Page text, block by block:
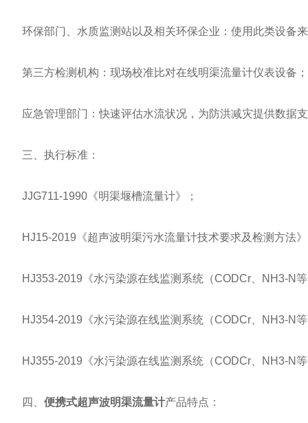
环保部门、水质监测站以及相关环保企业：使用此类设备
第三方检测机构：现场校准比对在线明渠流量计仪表设备；
应急管理部门：快速评估水流状况，为防洪减灾提供数据
三、执行标准：
JJG711-1990《明渠堰槽流量计》；
HJ15-2019《超声波明渠污水流量计技术要求及检测方法
HJ353-2019《水污染源在线监测系统（CODCr、NH3-N等
HJ354-2019《水污染源在线监测系统（CODCr、NH3-N等
HJ355-2019《水污染源在线监测系统（CODCr、NH3-N等
四、 便携式超声波明渠流量计产品特点：